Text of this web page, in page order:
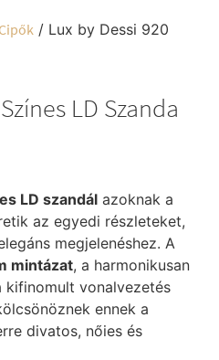
/ Lux by Dessi 920
LD Szanda
LD szandál azoknak a
az egyedi részleteket,
megjelenéshez. A
mintázat, a harmonikusan
kifinomult vonalvezetés
ennek a
divatos, nőies és